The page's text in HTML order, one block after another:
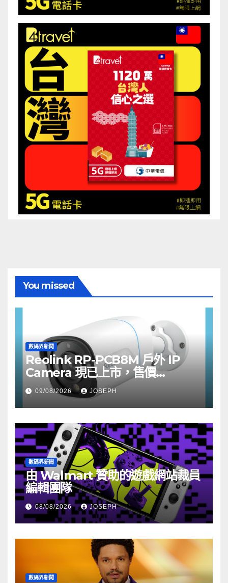
You missed
數碼界新聞
Reolink RP-PCB8M 戶外 IP
Camera 現已上市，售價
HK$722
09/08/2026 JOSEPH
數碼界新聞
由 Walmart 贊助的遊戲網站裁員
編輯團隊
08/08/2026 JOSEPH
數碼界新聞